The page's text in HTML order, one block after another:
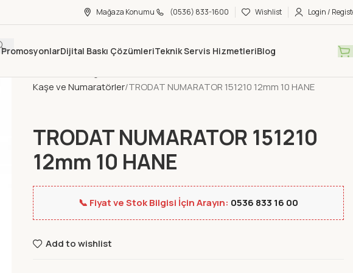
Mağaza Konumu (0536) 833-1600 Wishlist Login /
PromosyonlarDijital Baskı ÇözümleriTeknik Servis HizmetleriBlog
Kaşe ve Numaratörler TRODAT NUMARATOR 151210 12mm 10 HANE
TRODAT NUMARATOR 151210
12mm 10 HANE
📞 Fiyat ve Stok Bilgisi İçin Arayın: 0536 833 16 00
Add to wishlist